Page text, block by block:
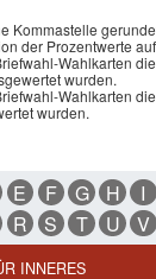
Kommastelle
der Prozentwerte
Wahlkarten
wurden.
Wahlkarten
wurden.
E F G H I
R S T U V
INNERES